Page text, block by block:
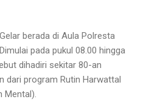
berada di Aula Polresta
pada pukul 08.00 hingga
dihadiri sekitar 80-an
dari program Rutin Harwattal
Mental).